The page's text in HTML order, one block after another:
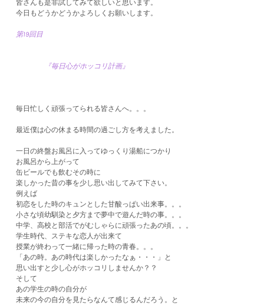
​皆さんも是非試してみて欲しいと思います。
今日もどうかどうかよろしくお願いします。
第19回目
『毎日心がホッコリ計画』
毎日忙しく頑張ってられる皆さんへ。。。
最近僕は心の休まる時間の過ごし方を考えました。
一日の終盤お風呂に入ってゆっくり湯船につかり
お風呂から上がって
缶ビールでも飲むその時に
楽しかった昔の事を少し思い出してみて下さい。
例えば
初恋をした時のキュンとした甘酸っぱい出来事。。。
小さな頃幼馴染と夕方まで夢中で遊んだ時の事。。。
中学、高校と部活でがむしゃらに頑張ったあの頃。。。
学生時代、ステキな恋人が出来て
授業が終わって一緒に帰った時の青春。。。
「あの時。あの時代は楽しかったなぁ・・・」と
思い出すと少し心がホッコリしませんか？？
そして
あの学生の時の自分が
未来の今の自分を見たらなんて感じるんだろう。と